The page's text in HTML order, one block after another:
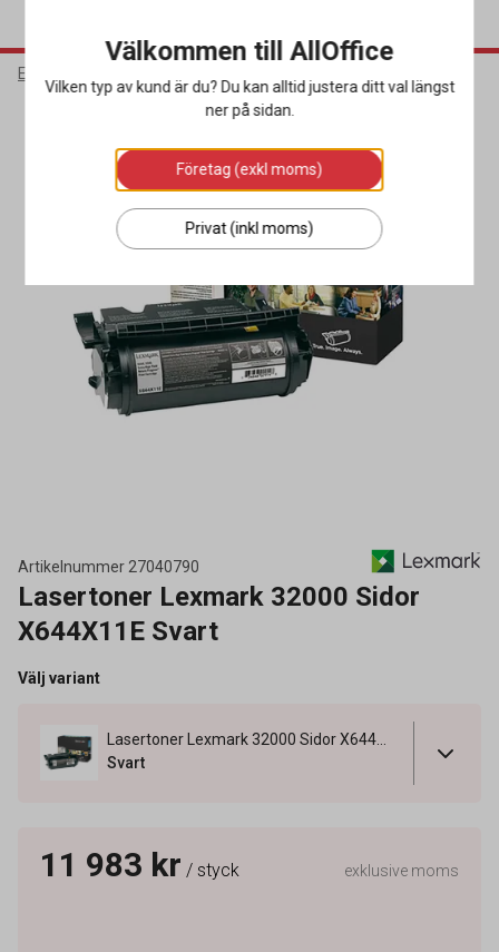
Elektronik
Artikelnummer 27040790
Lasertoner Lexmark 32000 Sidor
X644X11E Svart
Välj variant
Lasertoner Lexmark 32000 Sidor X644X11E Svart
Svart
11 983 kr / styck exklusive moms
Välkommen till AllOffice
Vilken typ av kund är du? Du kan alltid justera ditt val längst
ner på sidan.
Företag (exkl moms)
Privat (inkl moms)